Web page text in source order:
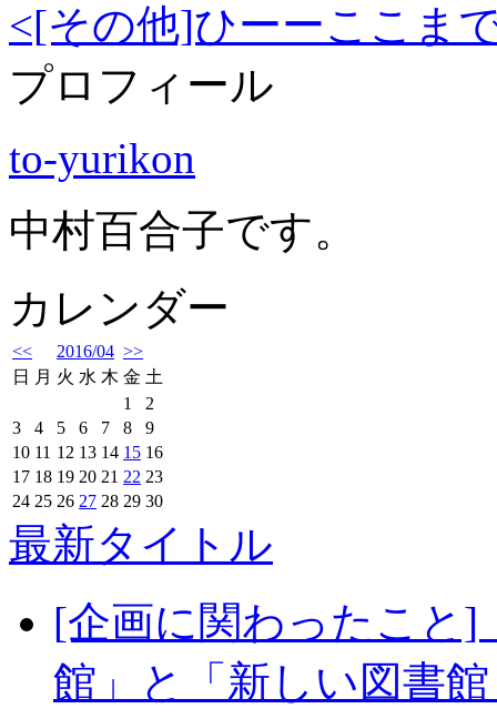
<[その他]ひーーここま
プロフィール
to-yurikon
中村百合子です。
カレンダー
<< 2016/04 >>
日 月 火 水 木 金 土
1
2
3
4 5 6 7 8
9
10 11 12 13 14 15 16
17 18 19 20 21 22 23
24 25 26 27 28 29 30
最新タイトル
[企画に関わったこと]
館」と「新しい図書